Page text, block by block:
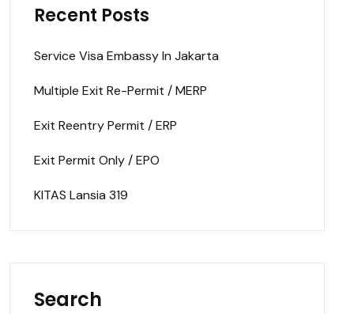
Recent Posts
Service Visa Embassy In Jakarta
Multiple Exit Re-Permit / MERP
Exit Reentry Permit / ERP
Exit Permit Only / EPO
KITAS Lansia 319
Search